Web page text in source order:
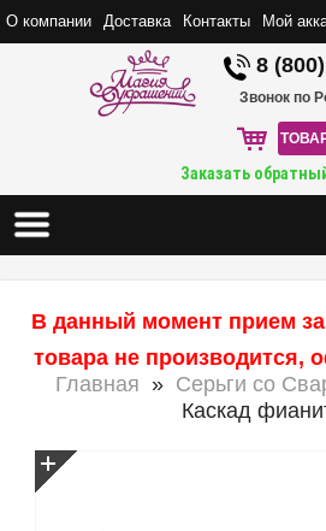
О компании Доставка Контакты Мой
8
Звонок по
Заказать
В данный момент прием
товара не производится,
Главная » Серьги со
Каскад